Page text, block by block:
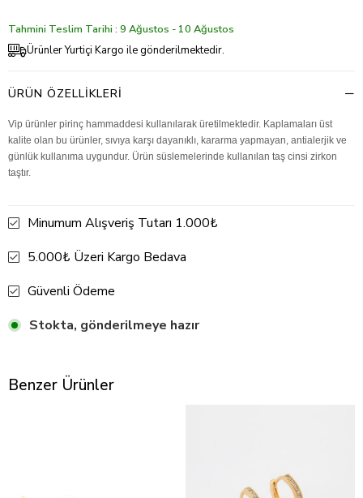
Tahmini Teslim Tarihi : 9 Ağustos - 10 Ağustos
Ürünler Yurtiçi Kargo ile gönderilmektedir.
ÜRÜN ÖZELLIKLERI
Vip ürünler pirinç hammaddesi kullanılarak üretilmektedir. Kaplamaları üst
kalite olan bu ürünler, sıvıya karşı dayanıklı, kararma yapmayan, antialerjik ve
günlük kullanıma uygundur. Ürün süslemelerinde kullanılan taş cinsi zirkon
taştır.
Minumum Alışveriş Tutarı 1.000₺
5.000₺ Üzeri Kargo Bedava
Güvenli Ödeme
Stokta, gönderilmeye hazır
Benzer Ürünler